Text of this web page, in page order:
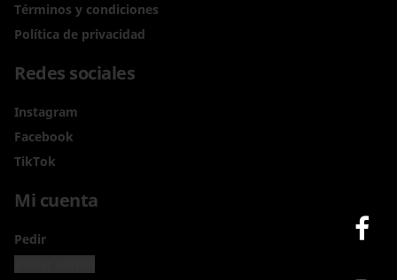
Términos y condiciones
Política de privacidad
Redes sociales
Instagram
Facebook
TikTok
Mi cuenta
Pedir